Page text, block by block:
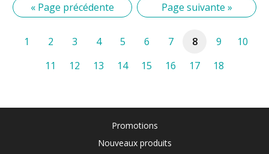
« Page précédente Page suivante »
1 2 3 4 5 6 7 8 9
10
11
12 13 14 15 16 17 18
Promotions
Nouveaux produits